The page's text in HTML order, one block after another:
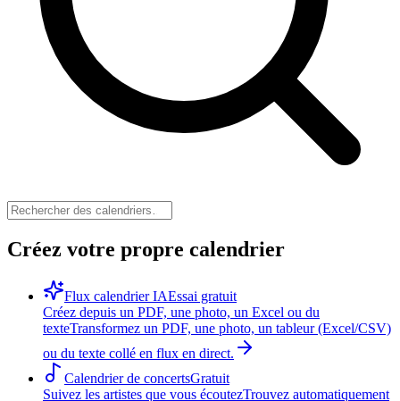
Créez votre propre calendrier
Flux calendrier IAEssai gratuit
Créez depuis un PDF, une photo, un Excel ou du
texteTransformez un PDF, une photo, un tableur (Excel/CSV)
ou du texte collé en flux en direct.
Calendrier de concertsGratuit
Suivez les artistes que vous écoutezTrouvez automatiquement